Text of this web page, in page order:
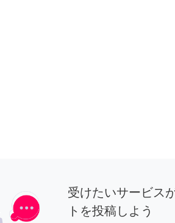
受けたいサービス
トを投稿しよう